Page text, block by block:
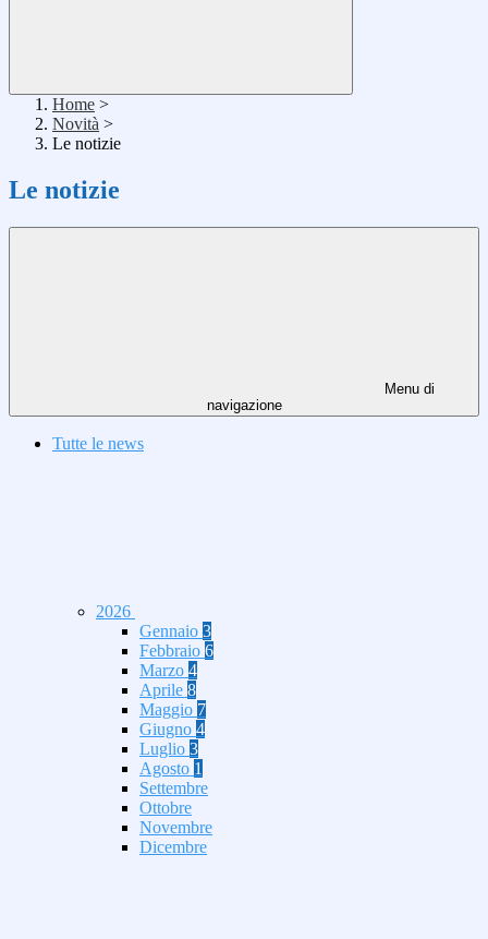
Home >
Novità >
Le notizie
Le notizie
Menu di
navigazione
Tutte le news
2026
Gennaio 3
Febbraio 6
Marzo 4
Aprile 8
Maggio 7
Giugno 4
Luglio 3
Agosto 1
Settembre
Ottobre
Novembre
Dicembre